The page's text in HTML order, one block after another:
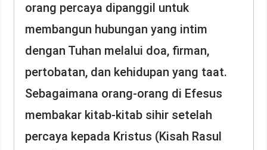
orang percaya dipanggil untuk
membangun hubungan yang intim
dengan Tuhan melalui doa, firman,
pertobatan, dan kehidupan yang taat.
Sebagaimana orang-orang di Efesus
membakar kitab-kitab sihir setelah
percaya kepada Kristus (Kisah Rasul